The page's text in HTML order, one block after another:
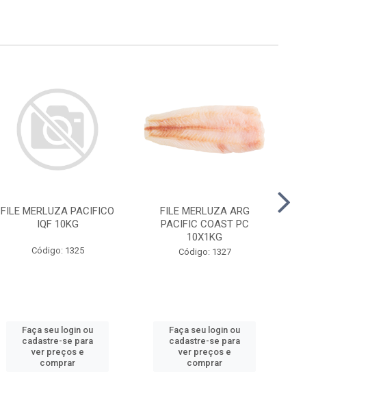
FILE MERLUZA PACIFICO
IQF 10KG
Código: 1325
Faça seu login ou
cadastre-se para
ver preços e
comprar
FILE MERLUZA ARG
PACIFIC COAST PC
10X1KG
Código: 1327
Faça seu login ou
cadastre-se para
ver preços e
comprar